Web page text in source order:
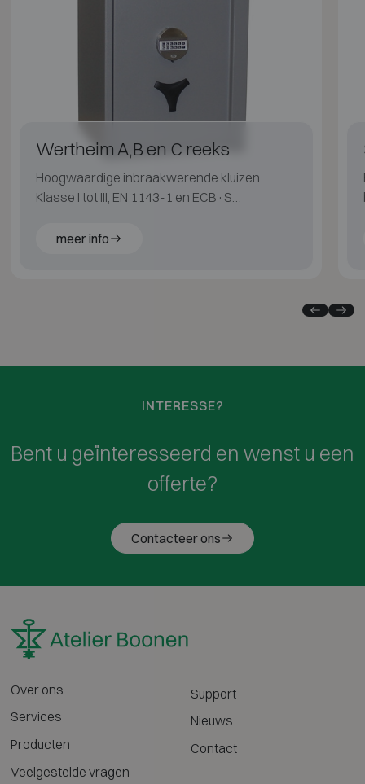
Wertheim A,B en C reeks
Hoogwaardige inbraakwerende kluizen
Klasse I tot III, EN 1143-1 en ECB·S
meer info
INTERESSE?
Bent u geïnteresseerd en wenst u een
offerte?
Contacteer ons
Over ons
Services
Producten
Veelgestelde vragen
Support
Nieuws
Contact